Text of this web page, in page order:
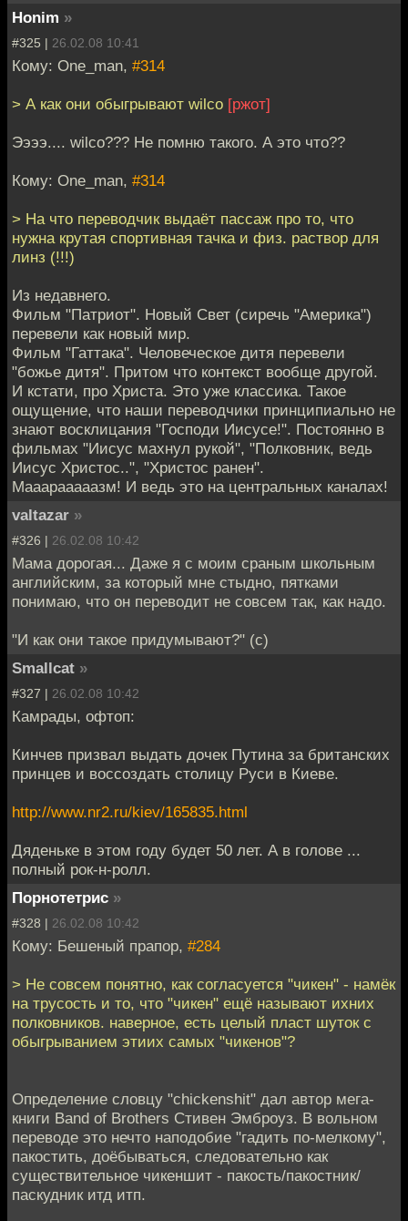
Honim »
#325 | 26.02.08 10:41
Кому: One_man, #314
> А как они обыгрывают wilco [ржот]
Ээээ.... wilco??? Не помню такого. А это что??
Кому: One_man, #314
> На что переводчик выдаёт пассаж про то, что
нужна крутая спортивная тачка и физ. раствор для
линз (!!!)
Из недавнего.
Фильм "Патриот". Новый Свет (сиречь "Америка")
перевели как новый мир.
Фильм "Гаттака". Человеческое дитя перевели
"божье дитя". Притом что контекст вообще другой.
И кстати, про Христа. Это уже классика. Такое
ощущение, что наши переводчики принципиально не
знают восклицания "Господи Иисусе!". Постоянно в
фильмах "Иисус махнул рукой", "Полковник, ведь
Иисус Христос..", "Христос ранен".
Мааарааааазм! И ведь это на центральных каналах!
valtazar »
#326 | 26.02.08 10:42
Мама дорогая... Даже я с моим сраным школьным
английским, за который мне стыдно, пятками
понимаю, что он переводит не совсем так, как надо.
"И как они такое придумывают?" (с)
Smallcat »
#327 | 26.02.08 10:42
Камрады, офтоп:
Кинчев призвал выдать дочек Путина за британских
принцев и воссоздать столицу Руси в Киеве.
http://www.nr2.ru/kiev/165835.html
Дяденьке в этом году будет 50 лет. А в голове ...
полный рок-н-ролл.
Порнотетрис »
#328 | 26.02.08 10:42
Кому: Бешеный прапор, #284
> Не совсем понятно, как согласуется "чикен" - намёк
на трусость и то, что "чикен" ещё называют ихних
полковников. наверное, есть целый пласт шуток с
обыгрыванием этиих самых "чикенов"?
Определение словцу "chickenshit" дал автор мега-
книги Band of Brothers Стивен Эмброуз. В вольном
переводе это нечто наподобие "гадить по-мелкому",
пакостить, доёбываться, следовательно как
существительное чикеншит - пакость/пакостник/
паскудник итд итп.